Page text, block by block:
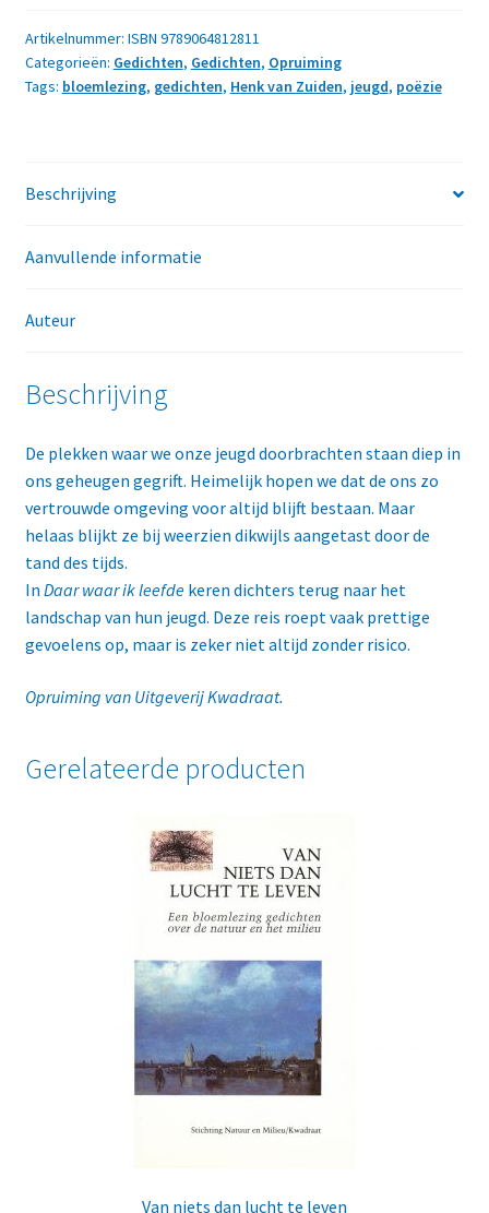
aantal
Artikelnummer: ISBN 9789064812811
Categorieën: Gedichten, Gedichten, Opruiming
Tags: bloemlezing, gedichten, Henk van Zuiden, jeugd, poëzie
Beschrijving
Aanvullende informatie
Auteur
Beschrijving
De plekken waar we onze jeugd doorbrachten staan diep in
ons geheugen gegrift. Heimelijk hopen we dat de ons zo
vertrouwde omgeving voor altijd blijft bestaan. Maar
helaas blijkt ze bij weerzien dikwijls aangetast door de
tand des tijds.
In Daar waar ik leefdekeren dichters terug naar het
landschap van hun jeugd. Deze reis roept vaak prettige
gevoelens op, maar is zeker niet altijd zonder risico.
Opruiming van Uitgeverij Kwadraat.
Gerelateerde producten
Van niets dan lucht te leven